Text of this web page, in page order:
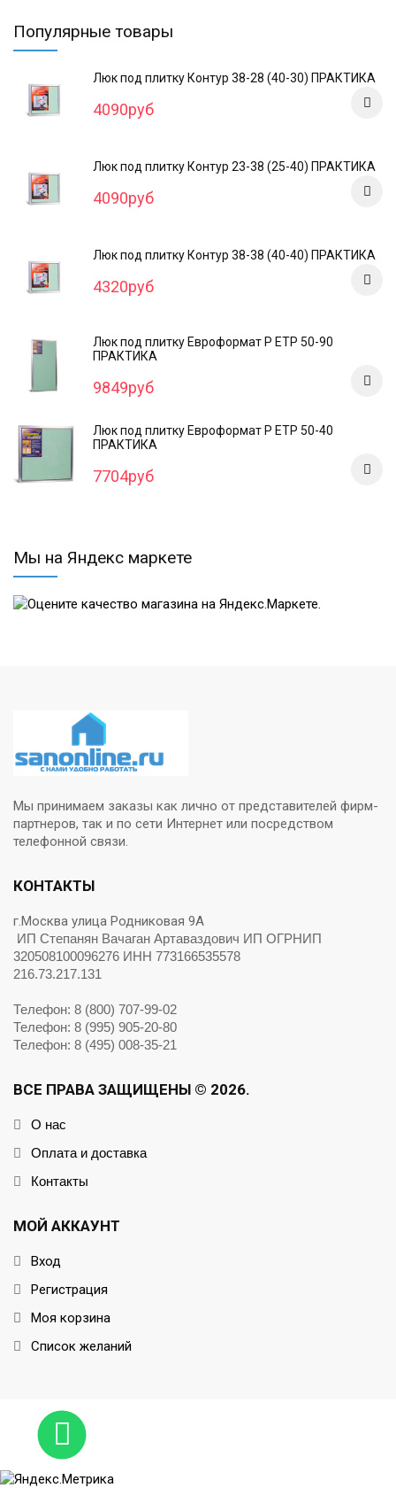
Популярные товары
Люк под плитку Контур 38-28 (40-30) ПРАКТИКА
4090руб
Люк под плитку Контур 23-38 (25-40) ПРАКТИКА
4090руб
Люк под плитку Контур 38-38 (40-40) ПРАКТИКА
4320руб
Люк под плитку Евроформат Р ЕТР 50-90
ПРАКТИКА
9849руб
Люк под плитку Евроформат Р ЕТР 50-40
ПРАКТИКА
7704руб
Мы на Яндекс маркете
Мы принимаем заказы как лично от представителей фирм-
партнеров, так и по сети Интернет или посредством
телефонной связи.
КОНТАКТЫ
г.Москва улица Родниковая 9А
ИП Степанян Вачаган Артаваздович ИП ОГРНИП
320508100096276 ИНН 773166535578
216.73.217.131
Телефон: 8 (800) 707-99-02
Телефон: 8 (995) 905-20-80
Телефон: 8 (495) 008-35-21
ВСЕ ПРАВА ЗАЩИЩЕНЫ © 2026.
О нас
Оплата и доставка
Контакты
МОЙ АККАУНТ
Вход
Регистрация
Моя корзина
Список желаний